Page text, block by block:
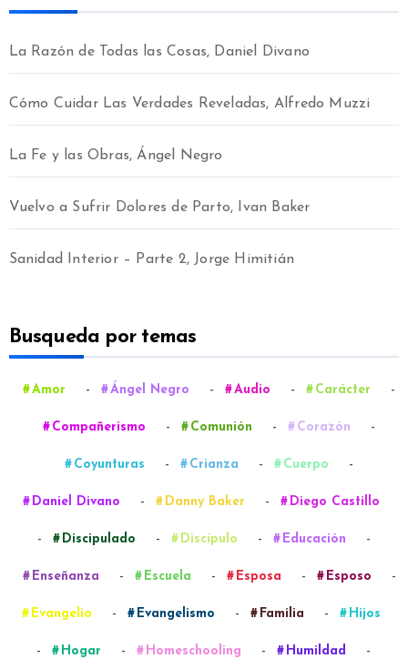
La Razón de Todas las Cosas, Daniel Divano
Cómo Cuidar Las Verdades Reveladas, Alfredo Muzzi
La Fe y las Obras, Ángel Negro
Vuelvo a Sufrir Dolores de Parto, Ivan Baker
Sanidad Interior – Parte 2, Jorge Himitián
Busqueda por temas
Amor - Ángel Negro - Audio - Carácter -
Compañerismo - Comunión - Corazón -
Coyunturas - Crianza - Cuerpo -
Daniel Divano - Danny Baker - Diego Castillo
- Discipulado - Discípulo - Educación -
Enseñanza - Escuela - Esposa - Esposo -
Evangelio - Evangelismo - Familia - Hijos
- Hogar - Homeschooling - Humildad -